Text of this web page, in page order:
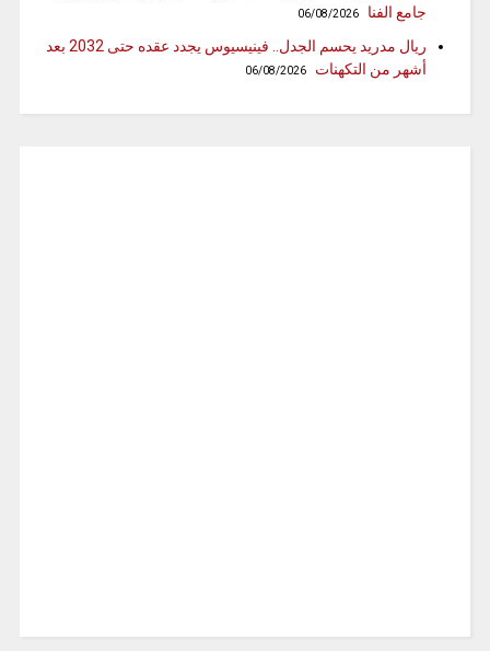
جامع الفنا
06/08/2026
ريال مدريد يحسم الجدل.. فينيسيوس يجدد عقده حتى 2032 بعد
أشهر من التكهنات
06/08/2026